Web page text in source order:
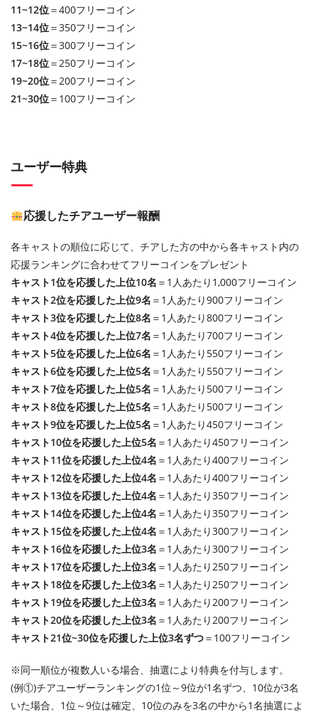
11~12位＝400フリーコイン
13~14位＝350フリーコイン
15~16位＝300フリーコイン
17~18位＝250フリーコイン
19~20位＝200フリーコイン
21~30位＝100フリーコイン
ユーザー特典
応援したチアユーザー報酬
各キャストの順位に応じて、チアした方の中から各キャスト内の
応援ランキングに合わせてフリーコインをプレゼント
キャスト1位を応援した上位10名 ＝1人あたり1,000フリーコイン
キャスト2位を応援した上位9名 ＝1人あたり900フリーコイン
キャスト3位を応援した上位8名 ＝1人あたり800フリーコイン
キャスト4位を応援した上位7名 ＝1人あたり700フリーコイン
キャスト5位を応援した上位6名 ＝1人あたり550フリーコイン
キャスト6位を応援した上位5名 ＝1人あたり550フリーコイン
キャスト7位を応援した上位5名 ＝1人あたり500フリーコイン
キャスト8位を応援した上位5名 ＝1人あたり500フリーコイン
キャスト9位を応援した上位5名 ＝1人あたり450フリーコイン
キャスト10位を応援した上位5名 ＝1人あたり450フリーコイン
キャスト11位を応援した上位4名 ＝1人あたり400フリーコイン
キャスト12位を応援した上位4名 ＝1人あたり400フリーコイン
キャスト13位を応援した上位4名 ＝1人あたり350フリーコイン
キャスト14位を応援した上位4名 ＝1人あたり350フリーコイン
キャスト15位を応援した上位4名 ＝1人あたり300フリーコイン
キャスト16位を応援した上位3名 ＝1人あたり300フリーコイン
キャスト17位を応援した上位3名 ＝1人あたり250フリーコイン
キャスト18位を応援した上位3名 ＝1人あたり250フリーコイン
キャスト19位を応援した上位3名 ＝1人あたり200フリーコイン
キャスト20位を応援した上位3名 ＝1人あたり200フリーコイン
キャスト21位~30位を応援した上位3名ずつ＝100フリーコイン
※同一順位が複数人いる場合、抽選により特典を付与します。
(例①)チアユーザーランキングの1位～9位が1名ずつ、10位が3名
いた場合、1位～9位は確定、10位のみを3名の中から1名抽選によ